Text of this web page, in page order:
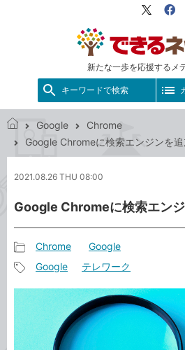
新たな一歩を応援するメ
X（旧
キーワードで検索
で
ネ
ト
Google
Chrome
Google Chromeに検索エンジンを
2021.08.26 THU 08:00
Google Chromeに検索エン
事
カ
テ
ゴ
リ
Chrome Google
事
タ
グ
Google テレワーク